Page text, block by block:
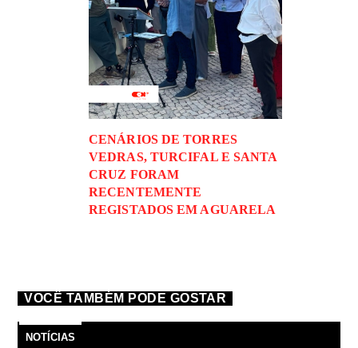
CENÁRIOS DE TORRES
VEDRAS, TURCIFAL E SANTA
CRUZ FORAM
RECENTEMENTE
REGISTADOS EM AGUARELA
VOCÊ TAMBÉM PODE GOSTAR
NOTÍCIAS